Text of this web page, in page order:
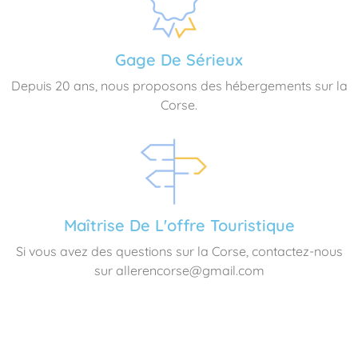
Gage De Sérieux
Depuis 20 ans, nous proposons des hébergements sur la
Corse.
Maîtrise De L'offre Touristique
Si vous avez des questions sur la Corse, contactez-nous
sur allerencorse@gmail.com